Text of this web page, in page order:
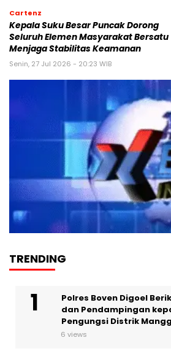
Cartenz
Kepala Suku Besar Puncak Dorong
Seluruh Elemen Masyarakat Bersatu
Menjaga Stabilitas Keamanan
Senin, 27 Jul 2026 - 20:23 WIB
TRENDING
Polres Boven Digoel
dan Pendampingan
Pengungsi Distrik
6 views